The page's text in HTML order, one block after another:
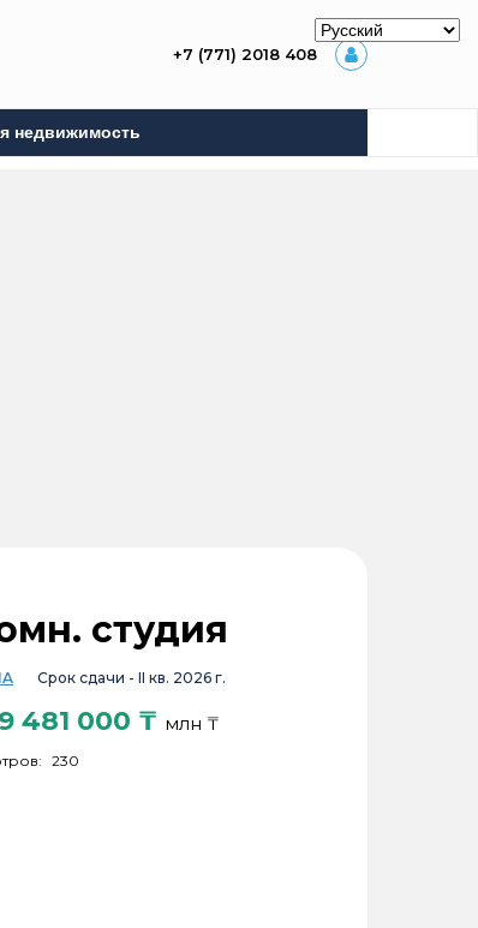
+7 (771) 2018 408
недвижимость
студия
Срок сдачи - II кв. 2026 г.
481 000 ₸ млн ₸
230